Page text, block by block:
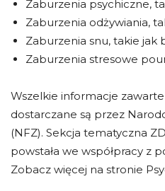
Zaburzenia psychiczne,
Zaburzenia odżywiania,
Zaburzenia snu, takie jak
Zaburzenia stresowe
Wszelkie informacje
dostarczane są przez
(NFZ). Sekcja tematyczna
powstała we współpracy z
Zobacz więcej na stronie